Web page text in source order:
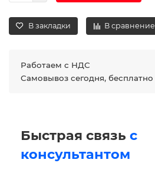
В закладки В сравнение
Работаем с НДС
Самовывоз сегодня, бесплатно
Быстрая связь с
консультантом